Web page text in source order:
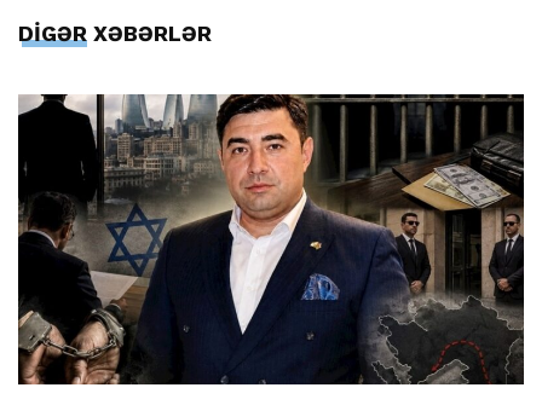
DİGƏR XƏBƏRLƏR